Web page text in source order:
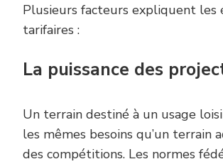
Plusieurs facteurs expliquent les
tarifaires :
La puissance des
Un terrain destiné à un usage
les mêmes besoins qu’un terrain
des compétitions. Les normes